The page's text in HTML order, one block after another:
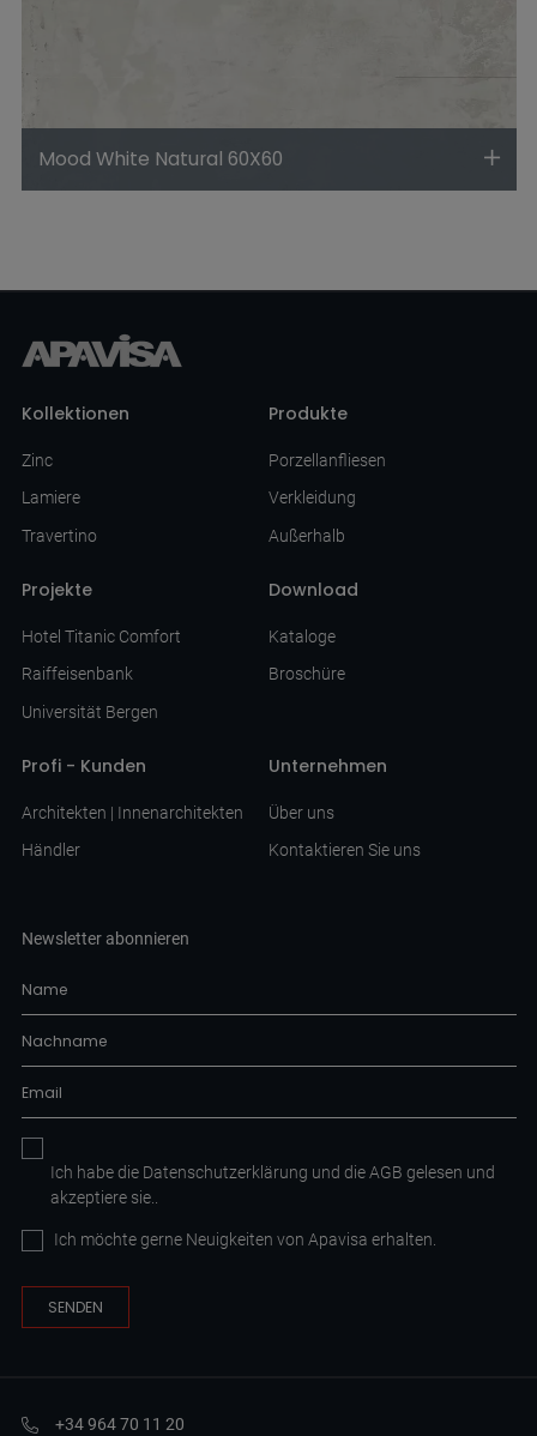
Mood White Natural 60X60
Kollektionen
Zinc
Lamiere
Travertino
Produkte
Porzellanfliesen
Verkleidung
Außerhalb
Projekte
Hotel Titanic Comfort
Raiffeisenbank
Universität Bergen
Download
Kataloge
Broschüre
Profi - Kunden
Architekten | Innenarchitekten
Händler
Unternehmen
Über uns
Kontaktieren Sie uns
Newsletter abonnieren
Ich habe die Datenschutzerklärung und die AGB gelesen und
akzeptiere sie..
Ich möchte gerne Neuigkeiten von Apavisa erhalten.
+34 964 70 11 20